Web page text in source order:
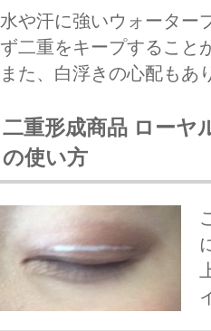
水や汗に強いウォーター
ず二重をキープすること
また、白浮きの心配もあ
二重形成商品 ローヤ
の使い方